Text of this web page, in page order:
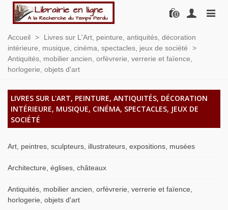
0
Accueil >
Livres sur L'Art, peinture, antiquités, décoration
intérieure, musique, cinéma, spectacles, jeux de société
>
Antiquités, mobilier ancien, orfèvrerie, verrerie et faïence,
horlogerie, objets d'art
LIVRES SUR L'ART, PEINTURE, ANTIQUITÉS, DÉCORATION
INTÉRIEURE, MUSIQUE, CINÉMA, SPECTACLES, JEUX DE
SOCIÉTÉ
Art, peintres, sculpteurs, illustrateurs, expositions, musées
Architecture, églises, châteaux
Antiquités, mobilier ancien, orfèvrerie, verrerie et faïence,
horlogerie, objets d'art